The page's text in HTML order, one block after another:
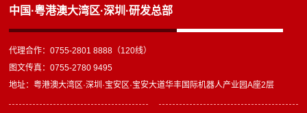
中国·粤港澳大湾区·深圳·研发总部
代理合作：0755-2801 8888（120线）
图文传真：0755-2780 9495
地址：粤港澳大湾区·深圳·宝安区·宝安大道华丰国际机器人产业园A座2层